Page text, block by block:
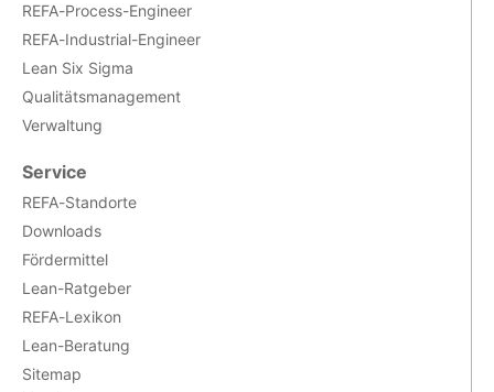
REFA-Process-Engineer
REFA-Industrial-Engineer
Lean Six Sigma
Qualitätsmanagement
Verwaltung
Service
REFA-Standorte
Downloads
Fördermittel
Lean-Ratgeber
REFA-Lexikon
Lean-Beratung
Sitemap